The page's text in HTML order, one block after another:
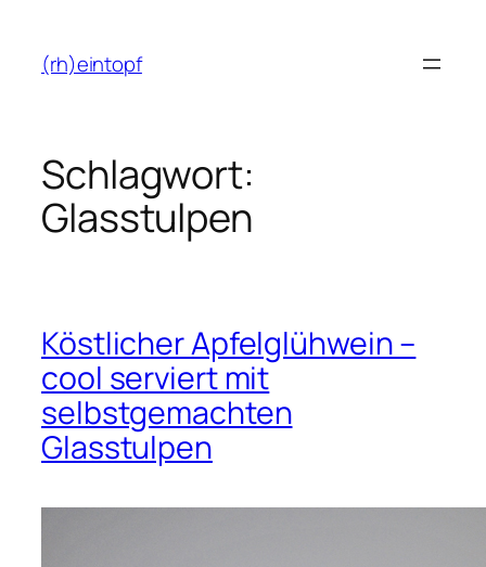
Inhalt
springen
(rh)eintopf
Schlagwort:
Glasstulpen
Köstlicher Apfelglühwein –
cool serviert mit
selbstgemachten
Glasstulpen